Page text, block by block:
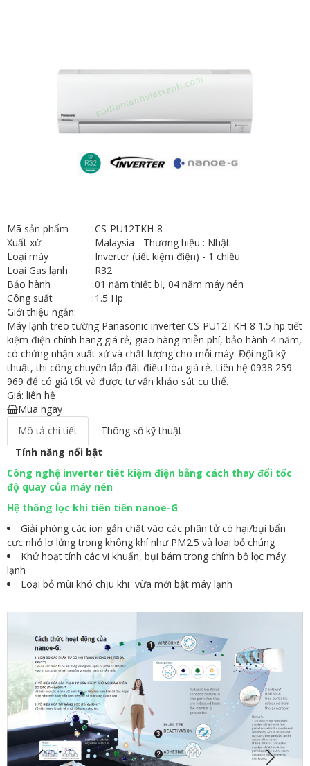
Mã sản phẩm :CS-PU12TKH-8
Xuất xứ
:Malaysia - Thương hiệu : Nhật
Loại máy
:Inverter (tiết kiệm điện) - 1 chiều
Loại Gas lạnh
:R32
Bảo hành
:01 năm thiết bị, 04 năm máy nén
Công suất
:1.5 Hp
Giới thiệu ngắn:
Máy lạnh treo tường Panasonic inverter CS-PU12TKH-8 1.5 hp tiết
kiệm điện chính hãng giá rẻ, giao hàng miễn phí, bảo hành 4 năm,
có chứng nhận xuất xứ và chất lượng cho mỗi máy. Đội ngũ kỹ
thuật, thi công chuyên lắp đặt điều hòa giá rẻ. Liên hệ 0938 259
969 để có giá tốt và được tư vấn khảo sát cụ thể.
Giá: liên hệ
Mua ngay
Mô tả chi tiết
Thông số kỹ thuật
Tính năng nổi bật
Công nghệ inverter tiêt kiệm điện bằng cách thay đổi tốc
độ quay của máy nén
Hệ thống lọc khí tiên tiến nanoe-G
Giải phóng các ion gắn chặt vào các phân tử có hại/bụi bẩn
cực nhỏ lơ lửng trong không khí như PM2.5 và loại bỏ chúng
Khử hoạt tính các vi khuẩn, bụi bám trong chính bộ lọc máy
lạnh
Loại bỏ mùi khó chịu khi vừa mới bật máy lạnh